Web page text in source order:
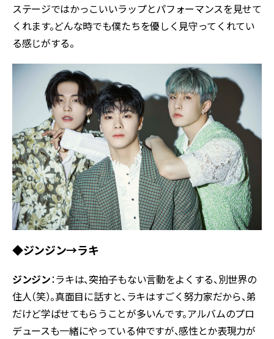
ステージではかっこいいラップとパフォーマンスを見せて
くれます。どんな時でも僕たちを優しく見守ってくれてい
る感じがする。
◆ジンジン→ラキ
ジンジン：ラキは、突拍子もない言動をよくする、別世界の
住人（笑）。真面目に話すと、ラキはすごく努力家だから、弟
だけど学ばせてもらうことが多いんです。アルバムのプロ
デュースも一緒にやっている仲ですが、感性とか表現力が